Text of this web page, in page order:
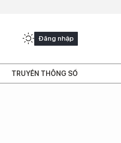
Đăng nhập
TRUYỀN THÔNG SỐ